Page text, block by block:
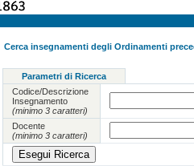
Cerca insegnamenti degli Ordinamenti
Parametri di Ricerca
Codice/Descrizione
Insegnamento
(minimo 3 caratteri)
Docente
(minimo 3 caratteri)